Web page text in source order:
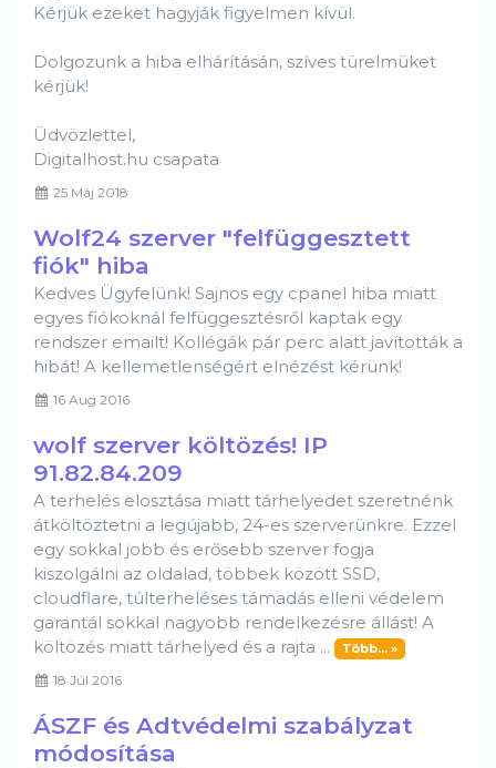
Kérjük ezeket hagyják figyelmen kívül.
Dolgozunk a hiba elhárításán, szíves türelmüket
kérjük!
Üdvözlettel,
Digitalhost.hu csapata
25 Máj 2018
Wolf24 szerver "felfüggesztett
fiók" hiba
Kedves Ügyfelünk! Sajnos egy cpanel hiba miatt
egyes fiókoknál felfüggesztésről kaptak egy
rendszer emailt! Kollégák pár perc alatt javították a
hibát! A kellemetlenségért elnézést kérünk!
16 Aug 2016
wolf szerver költözés! IP
91.82.84.209
A terhelés elosztása miatt tárhelyedet szeretnénk
átköltöztetni a legújabb, 24-es szerverünkre. Ezzel
egy sokkal jobb és erősebb szerver fogja
kiszolgálni az oldalad, többek között SSD,
cloudflare, túlterheléses támadás elleni védelem
garantál sokkal nagyobb rendelkezésre állást! A
költözés miatt tárhelyed és a rajta ...
Több... »
18 Júl 2016
ÁSZF és Adtvédelmi szabályzat
módosítása